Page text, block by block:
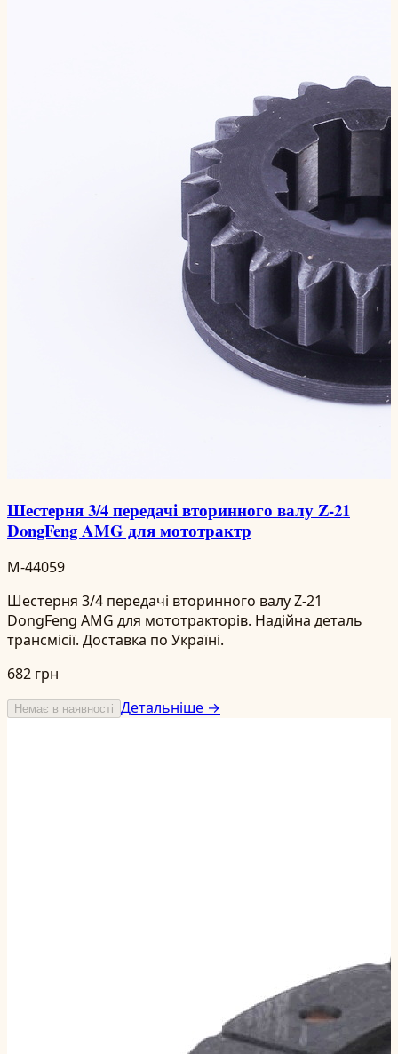
Шестерня 3/4 передачі вторинного валу Z-21
DongFeng AMG для мототрактр
M-44059
Шестерня 3/4 передачі вторинного валу Z-21
DongFeng AMG для мототракторів. Надійна деталь
трансмісії. Доставка по Україні.
682 грн
Немає в наявності Детальніше →